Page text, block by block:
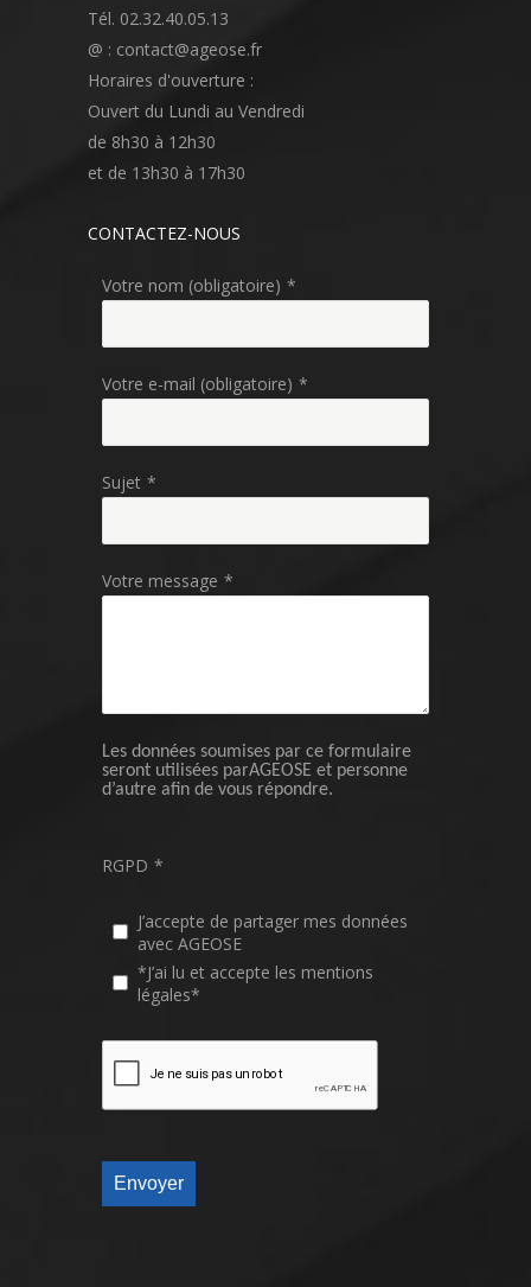
Tél. 02.32.40.05.13
@ : contact@ageose.fr
Horaires d'ouverture :
Ouvert du Lundi au Vendredi
de 8h30 à 12h30
et de 13h30 à 17h30
CONTACTEZ-NOUS
Votre nom (obligatoire) *
Votre e-mail (obligatoire) *
Sujet *
Votre message *
Les données soumises par ce formulaire
seront utilisées parAGEOSE et personne
d’autre afin de vous répondre.
RGPD *
J’accepte de partager mes données
avec AGEOSE
*J’ai lu et accepte les mentions
légales*
Envoyer